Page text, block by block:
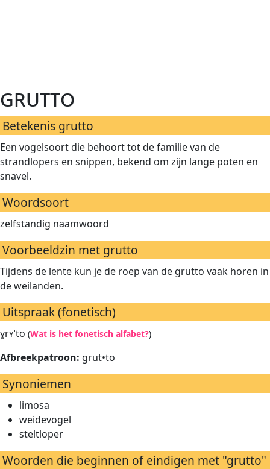
grutto
Betekenis grutto
Een vogelsoort die behoort tot de familie van de
strandlopers en snippen, bekend om zijn lange poten en
snavel.
Woordsoort
zelfstandig naamwoord
Voorbeeldzin met grutto
Tijdens de lente kun je de roep van de grutto vaak horen in
de weilanden.
Uitspraak (fonetisch)
ɣrʏˈto (Wat is het fonetisch alfabet?)
Afbreekpatroon: grut•to
Synoniemen
limosa
weidevogel
steltloper
Woorden die beginnen of eindigen met "grutto"